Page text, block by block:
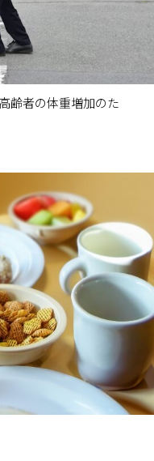
齢者の体重増加のた